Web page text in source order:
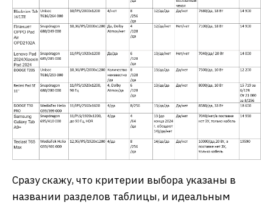
Сразу скажу, что критерии выбора указаны в
названии разделов таблицы, и идеальным